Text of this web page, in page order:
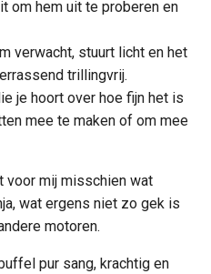
om hem uit te proberen en
verwacht, stuurt licht en het
trillingvrij.
je hoort over hoe fijn het is
mee te maken of om mee
voor mij misschien wat
wat ergens niet zo gek is
motoren.
pur sang, krachtig en